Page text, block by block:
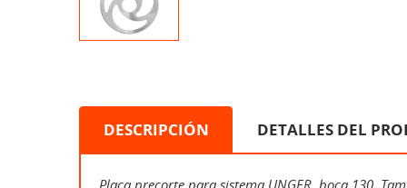
DESCRIPCIÓN DETALLES DEL